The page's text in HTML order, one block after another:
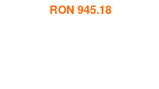
RON 945.18